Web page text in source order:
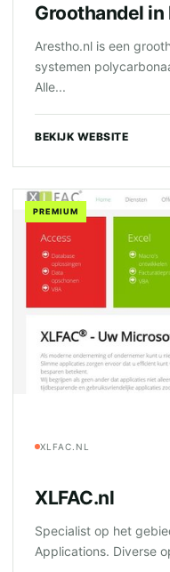
Groothandel
Arestho.nl is een
systemen
Alle...
BEKIJK WEBSITE
PREMIUM
XLFAC.NL
XLFAC.nl
Specialist op het
Applications. Diverse